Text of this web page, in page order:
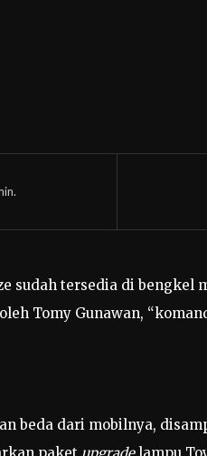
sudah tersedia di bengkel
Tomy Gunawan,
beda dari mobilnya,